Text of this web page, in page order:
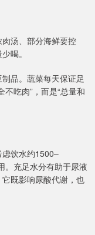
汤、部分海鲜要控
喝。
品。蔬菜每天保证足
吃肉”，而是“总量和
饮水约1500–
。充足水分有助于尿液
既影响尿酸代谢，也